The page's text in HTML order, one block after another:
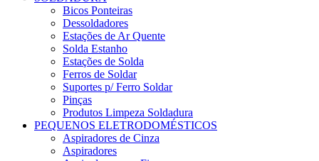
Bicos Ponteiras
Dessoldadores
Estações de Ar Quente
Solda Estanho
Estações de Solda
Ferros de Soldar
Suportes p/ Ferro Soldar
Pinças
Produtos Limpeza Soldadura
PEQUENOS ELETRODOMÉSTICOS
Aspiradores de Cinza
Aspiradores